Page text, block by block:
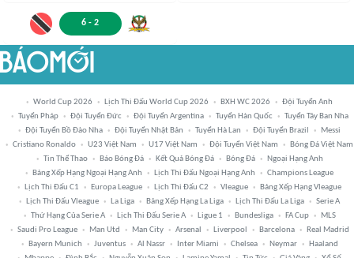
6 -2
World Cup 2026 Lịch Thi Đấu World Cup 2026 BXH WC 2026
Đội Tuyển Anh
Tuyển Pháp
Đội Tuyển Đức Đội Tuyển Argentina Tuyển Hàn Quốc
Tuyển Tây Ban Nha
Đội Tuyển Bồ Đào Nha
Đội Tuyển Nhật Bản Tuyển Hà Lan Đội Tuyển Brazil
Messi
Cristiano Ronaldo
U23 Việt Nam U17 Việt Nam Đội Tuyển Việt Nam
Bóng Đá Việt Nam
Tin Thể Thao
Báo Bóng Đá Kết Quả Bóng Đá Bóng Đá
Ngoại Hạng Anh
Bảng Xếp Hạng Ngoại Hạng Anh
Lịch Thi Đấu Ngoại Hạng Anh
Champions League
Lịch Thi Đấu C1
Europa League Lịch Thi Đấu C2 Vleague
Bảng Xếp Hạng Vleague
Lịch Thi Đấu Vleague
La Liga Bảng Xếp Hạng La Liga Lịch Thi Đấu La Liga
Serie A
Thứ Hạng Của Serie A
Lịch Thi Đấu Serie A Ligue 1 Bundesliga FA Cup
MLS
Saudi Pro League
Man Utd Man City Arsenal Liverpool Barcelona
Real Madrid
Bayern Munich
Juventus Al Nassr Inter Miami Chelsea Neymar
Haaland